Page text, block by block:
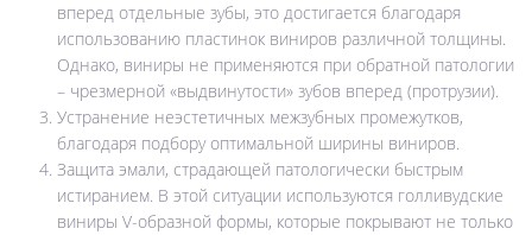
вперед отдельные зубы, это достигается благодаря
использованию пластинок виниров различной толщины.
Однако, виниры не применяются при обратной патологии
– чрезмерной «выдвинутости» зубов вперед (протрузии).
Устранение неэстетичных межзубных промежутков,
благодаря подбору оптимальной ширины виниров.
Защита эмали, страдающей патологически быстрым
истиранием. В этой ситуации используются голливудские
виниры V-образной формы, которые покрывают не только